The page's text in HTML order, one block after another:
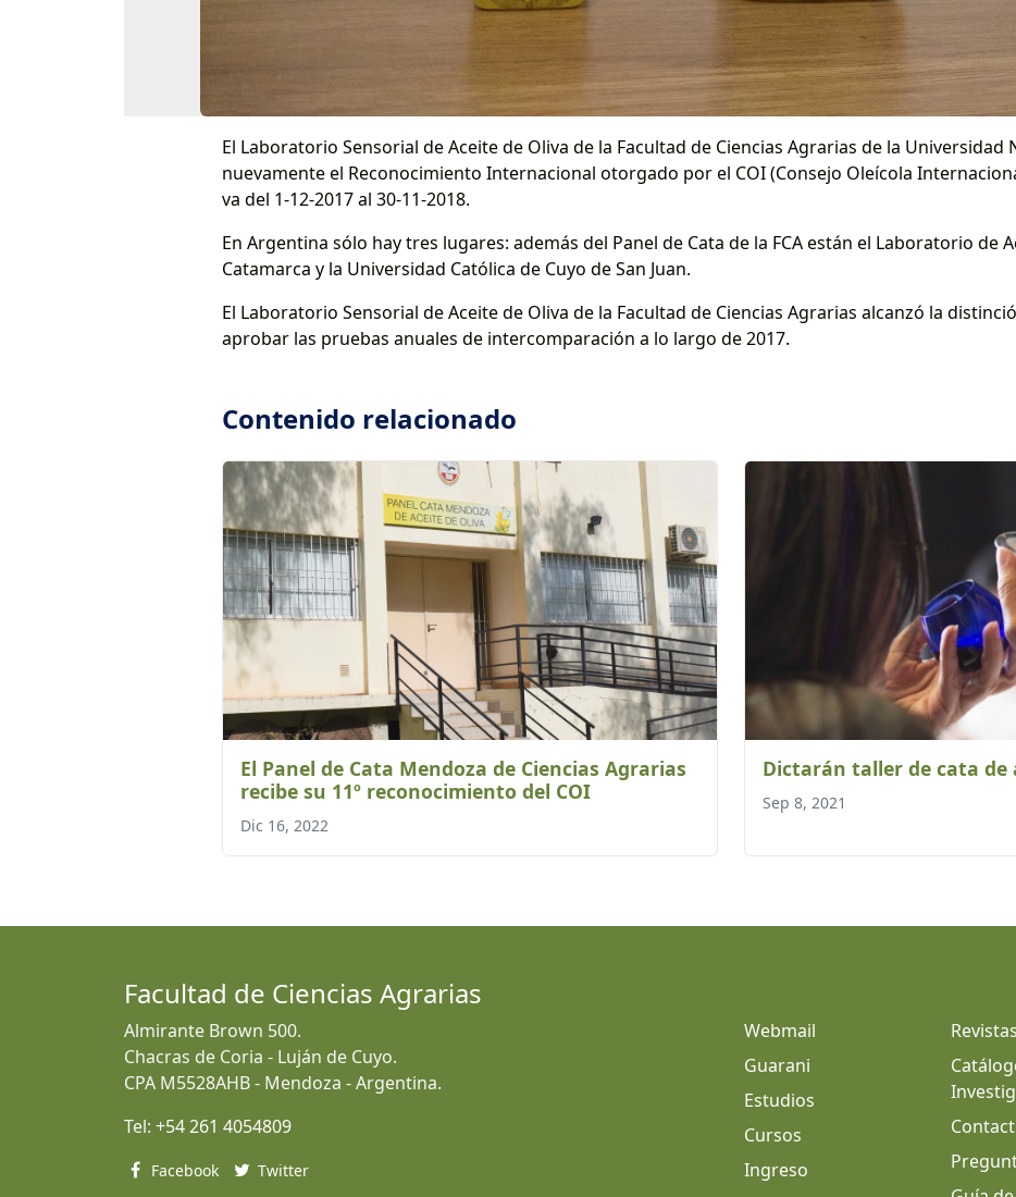
El Laboratorio Sensorial de Aceite de Oliva de la Facultad de Ciencias Agrarias de la Universidad
nuevamente el Reconocimiento Internacional otorgado por el COI (Consejo Oleícola
va del 1-12-2017 al 30-11-2018.
En Argentina sólo hay tres lugares: además del Panel de Cata de la FCA están el Laboratorio de
Catamarca y la Universidad Católica de Cuyo de San Juan.
El Laboratorio Sensorial de Aceite de Oliva de la Facultad de Ciencias Agrarias alcanzó la
aprobar las pruebas anuales de intercomparación a lo largo de 2017.
Contenido relacionado
El Panel de Cata Mendoza de Ciencias Agrarias
recibe su 11º reconocimiento del COI
Dic 16, 2022
Dictarán taller de cata de
Sep 8, 2021
Facultad de Ciencias Agrarias
Almirante Brown 500.
Chacras de Coria - Luján de Cuyo.
CPA M5528AHB - Mendoza - Argentina.
Tel: +54 261 4054809
Facebook Twitter
Webmail
Guarani
Estudios
Cursos
Ingreso
Revistas